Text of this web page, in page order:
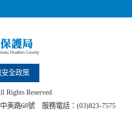
安全政策
Reserved.
美路68號 服務電話：(03)823-7575